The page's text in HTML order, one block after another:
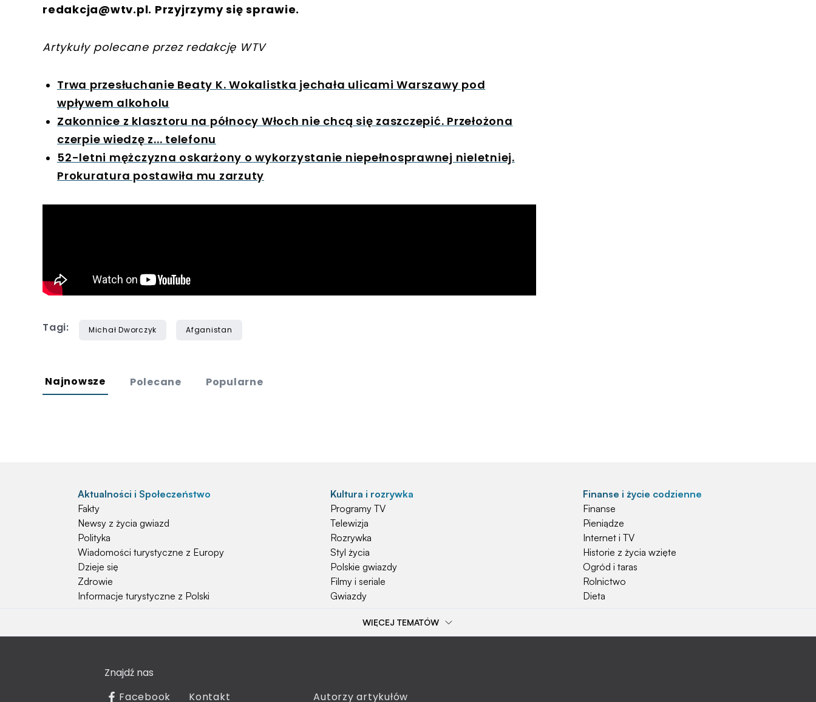
redakcja@wtv.pl. Przyjrzymy się sprawie.
Artykuły polecane przez redakcję WTV
Trwa przesłuchanie Beaty K. Wokalistka jechała ulicami Warszawy pod
wpływem alkoholu
Zakonnice z klasztoru na północy Włoch nie chcą się zaszczepić. Przełożona
czerpie wiedzę z... telefonu
52-letni mężczyzna oskarżony o wykorzystanie niepełnosprawnej nieletniej.
Prokuratura postawiła mu zarzuty
Tagi: Michał Dworczyk Afganistan
Najnowsze Polecane Popularne
Aktualności i Społeczeństwo
Fakty
Newsy z życia gwiazd
Polityka
Wiadomości turystyczne z Europy
Dzieje się
Zdrowie
Informacje turystyczne z Polski
Kultura i rozrywka
Programy TV
Telewizja
Rozrywka
Styl życia
Polskie gwiazdy
Filmy i seriale
Gwiazdy
Finanse i życie codzienne
Finanse
Pieniądze
Internet i TV
Historie z życia wzięte
Ogród i taras
Rolnictwo
Dieta
Natura i Hobby
Rośliny
Technologia
Popularne tematy
Emerytura
Najchętniej czytane
WIĘCEJ TEMATÓW
Znajdź nas
Facebook
Kontakt Autorzy artykułów